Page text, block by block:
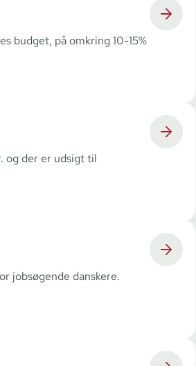
budget, på omkring 10-15%
og der er udsigt til
jobsøgende danskere.